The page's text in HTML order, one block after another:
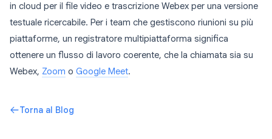
in cloud per il file video e trascrizione Webex per una versione
testuale ricercabile. Per i team che gestiscono riunioni su più
piattaforme, un registratore multipiattaforma significa
ottenere un flusso di lavoro coerente, che la chiamata sia su
Webex, Zoom o Google Meet.
Torna al Blog